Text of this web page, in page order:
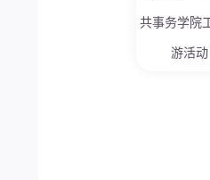
共事务学院
游活动